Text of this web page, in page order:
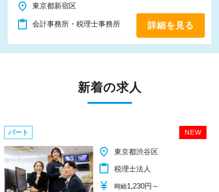
place 東京都新宿区
content_paste 会計事務所・税理士事務所 詳細を見る
新着の求人
NEW
パート
place 千葉県柏市
content_paste 税理士法人
currency_yen 時給1,140円～